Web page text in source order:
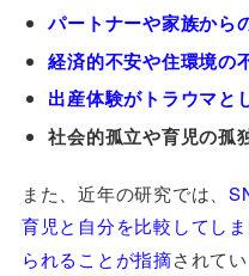
パートナーや家族から
経済的不安や住環境の
出産体験がトラウマと
社会的孤立や育児の孤
また、近年の研究では、
育児と自分を比較してしま
られることが指摘されてい